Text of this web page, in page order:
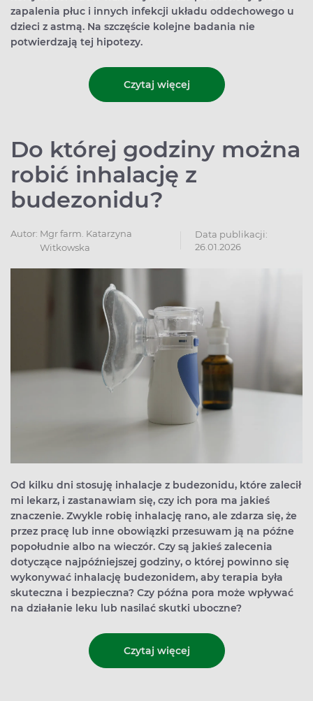
zapalenia płuc i innych infekcji układu oddechowego u
dzieci z astmą. Na szczęście kolejne badania nie
potwierdzają tej hipotezy.
Czytaj więcej
Do której godziny można
robić inhalację z
budezonidu?
Autor: Mgr farm. Katarzyna
Witkowska
Data publikacji:
26.01.2026
Od kilku dni stosuję inhalacje z budezonidu, które zalecił
mi lekarz, i zastanawiam się, czy ich pora ma jakieś
znaczenie. Zwykle robię inhalację rano, ale zdarza się, że
przez pracę lub inne obowiązki przesuwam ją na późne
popołudnie albo na wieczór. Czy są jakieś zalecenia
dotyczące najpóźniejszej godziny, o której powinno się
wykonywać inhalację budezonidem, aby terapia była
skuteczna i bezpieczna? Czy późna pora może wpływać
na działanie leku lub nasilać skutki uboczne?
Czytaj więcej